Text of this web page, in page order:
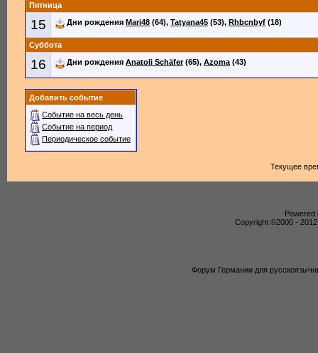
Пятница
15 Дни рождения Mari48 (64), Tatyana45 (53), Rhbcnbyf (18)
Суббота
16 Дни рождения Anatoli Schäfer(65), Azoma(43)
Добавить событие
Событие на весь день
Событие на период
Периодическое событие
Текущее
Powered
Copyright ©2000 -
Форум Германии для